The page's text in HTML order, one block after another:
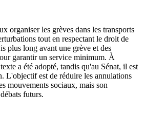
organiser les grèves dans les transports
tout en respectant le droit de
plus long avant une grève et des
garantir un service minimum. À
a été adopté, tandis qu'au Sénat, il est
L'objectif est de réduire les annulations
mouvements sociaux, mais son
futurs.